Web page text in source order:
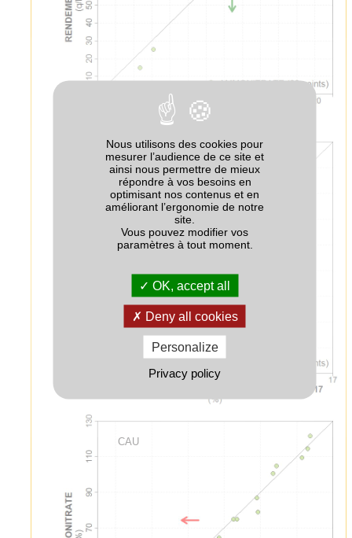
Teneur en protéines
CAU
Nous utilisons des cookies pour
mesurer l’audience de ce site et
ainsi nous permettre de mieux
répondre à vos besoins en
optimisant nos contenus et en
améliorant l’ergonomie de notre
site.
Vous pouvez modifier vos
paramètres à tout moment.
OK, accept all
Deny all cookies
Personalize
Privacy policy